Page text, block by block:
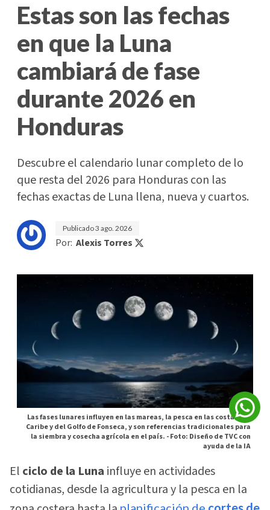
Estas son las fechas
en que la Luna
cambiará de fase
durante 2026 en
Honduras
Descubre el calendario lunar completo de lo
que resta del 2026 para Honduras con las
fechas exactas de Luna llena, nueva y cuartos.
Publicado3 ago. 2026
Por: Alexis Torres
Las fases lunares influyen en las mareas, la pesca en las costas del
Caribe y del Golfo de Fonseca, y son referencias tradicionales para
la siembra y cosecha agrícola en el país. -Foto: Diseño de TVC con
ayuda de la IA
El ciclo de la Luna influye en actividades
cotidianas, desde la agricultura y la pesca en la